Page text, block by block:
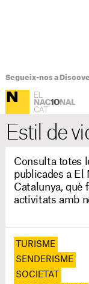
Segueix-nos a
Estil de
Consulta totes
publicades a El
Catalunya, què
activitats amb
TURISME
SENDERISME
SOCIETAT